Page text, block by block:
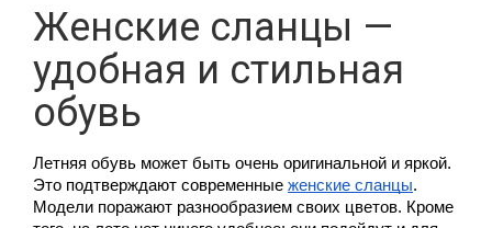
Женские сланцы —
удобная и стильная
обувь
Летняя обувь может быть очень оригинальной и яркой.
Это подтверждают современные женские сланцы.
Модели поражают разнообразием своих цветов. Кроме